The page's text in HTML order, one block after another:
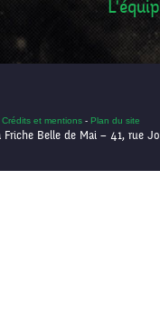
Crédits et mentions - Plan du site
Friche Belle de Mai – 41, rue